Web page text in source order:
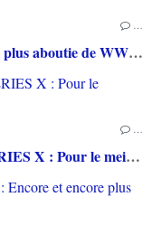
…
[TEST] WWE 2K26 PS5 : La version la plus aboutie de WWE 2K depuis la pause
…
[TEST] EA SPORTS FC 26 XBOX SERIES X : Pour le meilleur et pour le pire...